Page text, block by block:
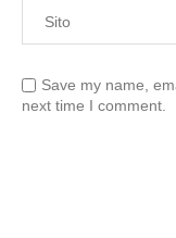
Save my name,
next time I comment.